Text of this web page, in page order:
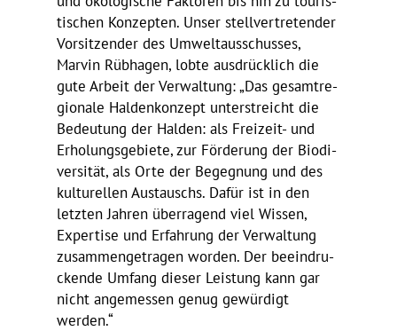
ti­schen Konzepten. Unser stell­ver­tre­tender
Vorsit­zender des Umwelt­aus­schusses,
Marvin Rübhagen, lobte ausdrück­lich die
gute Arbeit der Verwal­tung: „Das gesamt­re­
gio­nale Halden­kon­zept unter­streicht die
Bedeu­tung der Halden: als Frei­zeit- und
Erho­lungs­ge­biete, zur Förde­rung der Biodi­
ver­sität, als Orte der Begeg­nung und des
kultu­rellen Austauschs. Dafür ist in den
letzten Jahren über­ra­gend viel Wissen,
Exper­tise und Erfah­rung der Verwal­tung
zusam­men­ge­tragen worden. Der beein­dru­
ckende Umfang dieser Leis­tung kann gar
nicht ange­messen genug gewür­digt
werden.“